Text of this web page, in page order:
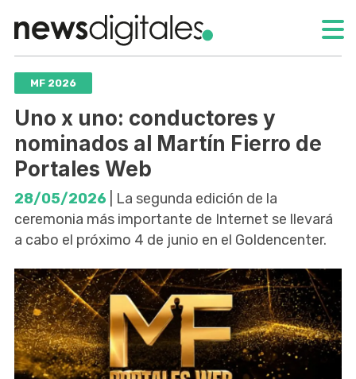
MF 2026
Uno x uno: conductores y
nominados al Martín Fierro de
Portales Web
28/05/2026 | La segunda edición de la
ceremonia más importante de Internet se llevará
a cabo el próximo 4 de junio en el Goldencenter.